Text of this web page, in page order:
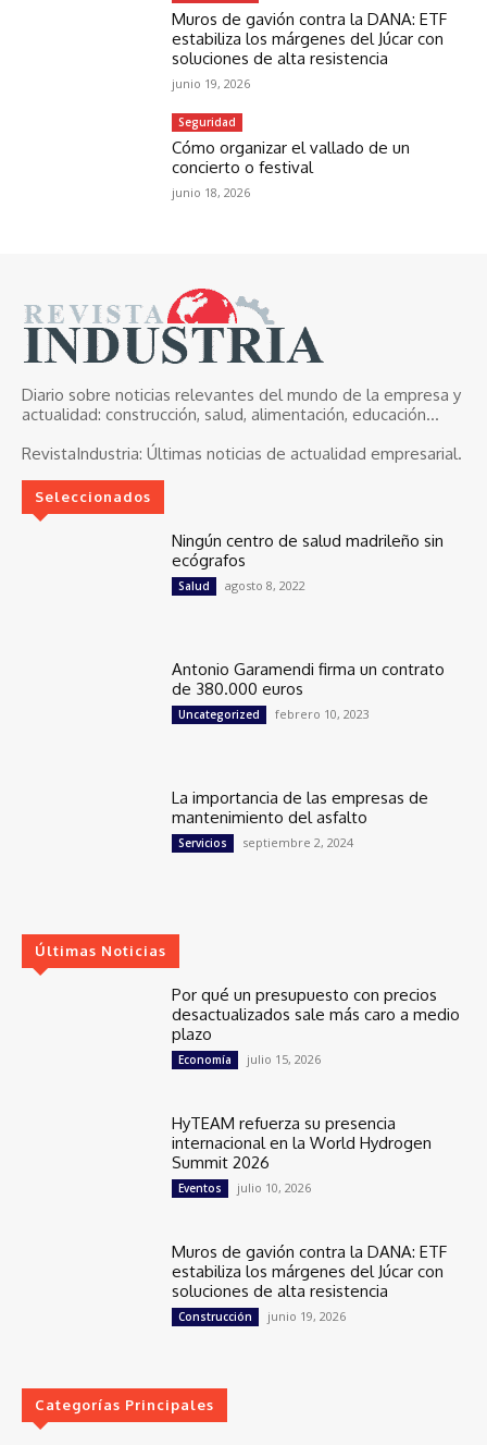
Muros de gavión contra la DANA: ETF
estabiliza los márgenes del Júcar con
soluciones de alta resistencia
junio 19, 2026
Seguridad
Cómo organizar el vallado de un
concierto o festival
junio 18, 2026
Diario sobre noticias relevantes del mundo de la empresa y
actualidad: construcción, salud, alimentación, educación...
RevistaIndustria: Últimas noticias de actualidad empresarial.
Seleccionados
Ningún centro de salud madrileño sin
ecógrafos
Salud agosto 8, 2022
Antonio Garamendi firma un contrato
de 380.000 euros
Uncategorized febrero 10, 2023
La importancia de las empresas de
mantenimiento del asfalto
Servicios septiembre 2, 2024
Últimas Noticias
Por qué un presupuesto con precios
desactualizados sale más caro a medio
plazo
Economía julio 15, 2026
HyTEAM refuerza su presencia
internacional en la World Hydrogen
Summit 2026
Eventos julio 10, 2026
Muros de gavión contra la DANA: ETF
estabiliza los márgenes del Júcar con
soluciones de alta resistencia
Construcción junio 19, 2026
Categorías Principales